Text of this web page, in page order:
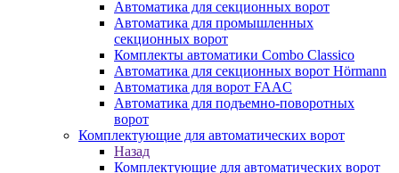
Автоматика для секционных ворот
Автоматика для промышленных
секционных ворот
Комплекты автоматики Combo Classico
Автоматика для секционных ворот Hörmann
Автоматика для ворот FAAC
Автоматика для подъемно-поворотных
ворот
Комплектующие для автоматических ворот
Назад
Комплектующие для автоматических ворот